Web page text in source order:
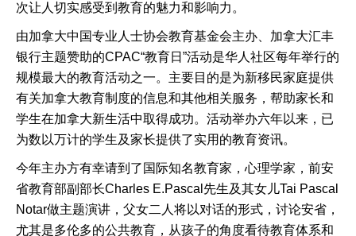
次让人切实感受到教育的魅力和影响力。
由加拿大中国专业人士协会教育基金会主办、加拿大汇丰
银行主题赞助的CPAC“教育日”活动是华人社区每年举行的
规模最大的教育活动之一。主要目的是为新移民家庭提供
有关加拿大教育制度的信息和其他相关服务，帮助家长和
学生在加拿大新生活中取得成功。活动举办六年以来，已
为数以万计的学生及家长提供了实用的教育资讯。
今年主办方有幸请到了国际知名教育家，心理学家，前安
省教育部副部长Charles E.Pascal先生及其女儿Tai Pascal
Notar做主题演讲，父女二人将以对话的形式，讨论安省，
尤其是多伦多的公共教育，从孩子的角度看待教育体系和